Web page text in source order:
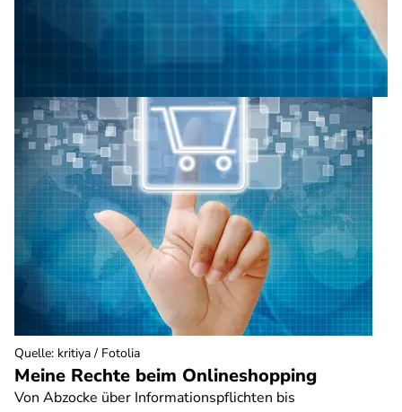
Meine Rechte beim Onlineshopping
Von Abzocke über Informationspflichten bis
Quelle: kritiya / Fotolia